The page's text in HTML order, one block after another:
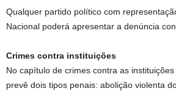
Qualquer partido político com
Nacional poderá apresentar a denúncia
Crimes contra instituições
No capítulo de crimes contra as
prevê dois tipos penais: abolição violenta